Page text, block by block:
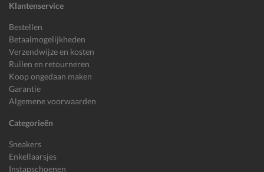
Klantenservice
Bestellen
Betaalmogelijkheden
Verzendwijze en kosten
Ruilen en retourneren
Koop ongedaan maken
Garantie
Algemene voorwaarden
Categorieën
Sneakers
Enkellaarsjes
Instapschoenen